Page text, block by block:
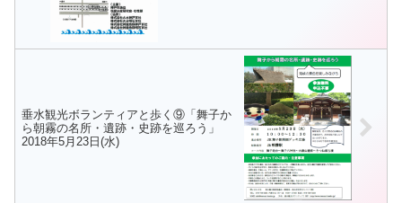
垂水観光ボランティアと歩く⑨「舞子か
ら朝霧の名所・遺跡・史跡を巡ろう」
2018年5月23日(水)